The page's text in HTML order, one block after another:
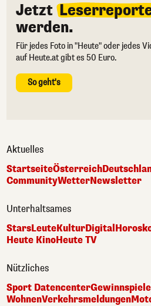
Jetzt
werden.
Für jedes Foto in "Heute" oder jedes
auf Heute.at gibt es 50 Euro.
So geht's
Aktuelles
StartseiteÖsterreich
CommunityWetterNewsletter
Unterhaltsames
StarsLeuteKulturDigital
Heute KinoHeute TV
Nützliches
Sport DatencenterGewinnspiele
WohnenVerkehrsmeldungen